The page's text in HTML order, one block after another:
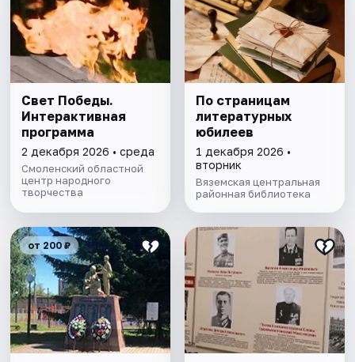
Свет Победы.
Интерактивная
программа
2 декабря 2026 • среда
Смоленский областной
центр народного
творчества
По страницам
литературных
юбилеев
1 декабря 2026 •
вторник
Вяземская центральная
районная библиотека
от 200 ₽